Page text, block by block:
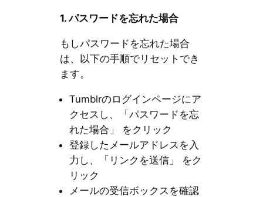
1.パスワードを忘れた場合
もしパスワードを忘れた場合
は、以下の手順でリセットでき
ます。
Tumblrのログインページにア
クセスし、「パスワードを忘
れた場合」 をクリック
登録したメールアドレスを入
力し、「リンクを送信」 をク
リック
メールの受信ボックスを確認